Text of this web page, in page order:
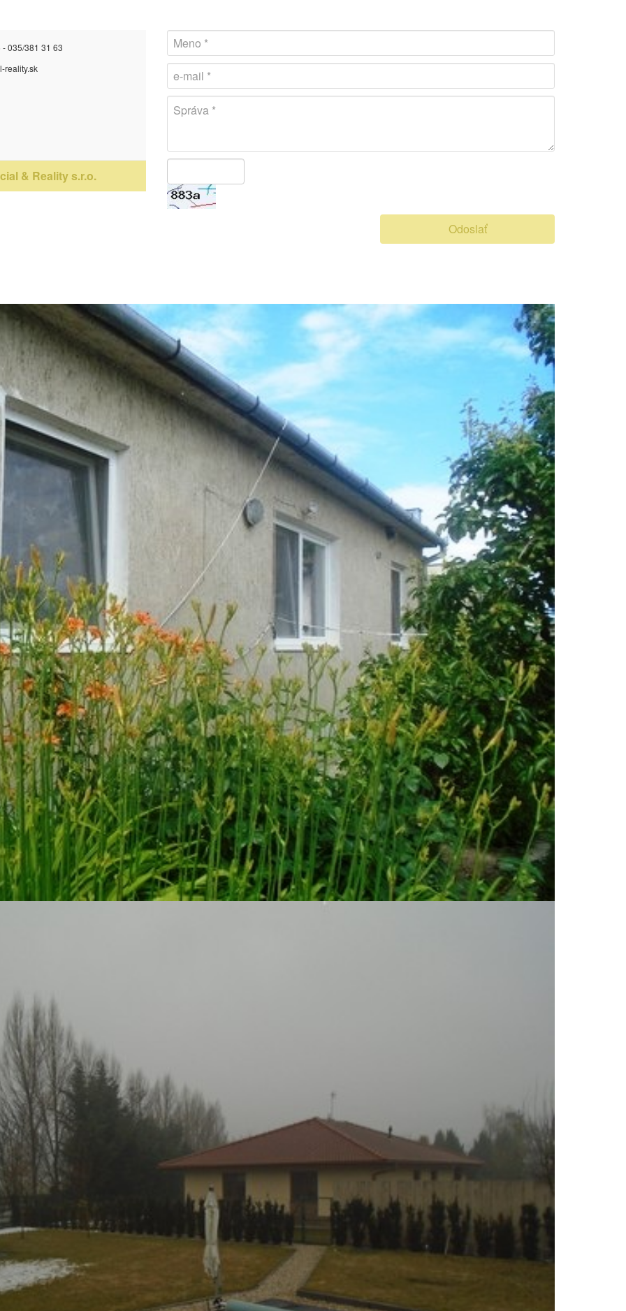
035/381 31 63
reality.sk
& Reality s.r.o.
Odoslať